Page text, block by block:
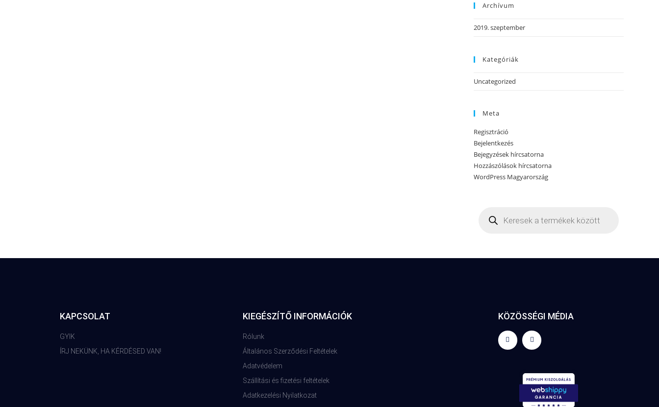
Archívum
2019. szeptember
Kategóriák
Uncategorized
Meta
Regisztráció
Bejelentkezés
Bejegyzések hírcsatorna
Hozzászólások hírcsatorna
WordPress Magyarország
KAPCSOLAT
GYIK
ÍRJ NEKÜNK, HA KÉRDÉSED VAN!
KIEGÉSZÍTŐ INFORMÁCIÓK
Rólunk
Általános Szerződési Feltételek
Adatvédelem
Szállítási és fizetési feltételek
Adatkezelési Nyilatkozat
KÖZÖSSÉGI MÉDIA